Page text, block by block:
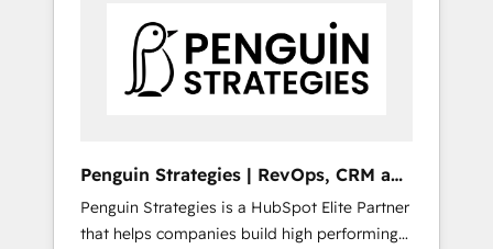
extensibility, custom development, and
ongoing RevOps support.
leurs données. C'est le paradoxe français :
conscience totale, action nulle. La solution
s'appelle l'Entreprise Augmentée. Ce n'est pas
Pas pour remplacer l'humain, mais pour
l'augmenter. Chez Ideagency, nous
accompagnons cette transformation. D'abord
Penguin Strategies | RevOps, CRM and
AI
Penguin Strategies is a HubSpot Elite Partner
that helps companies build high performing